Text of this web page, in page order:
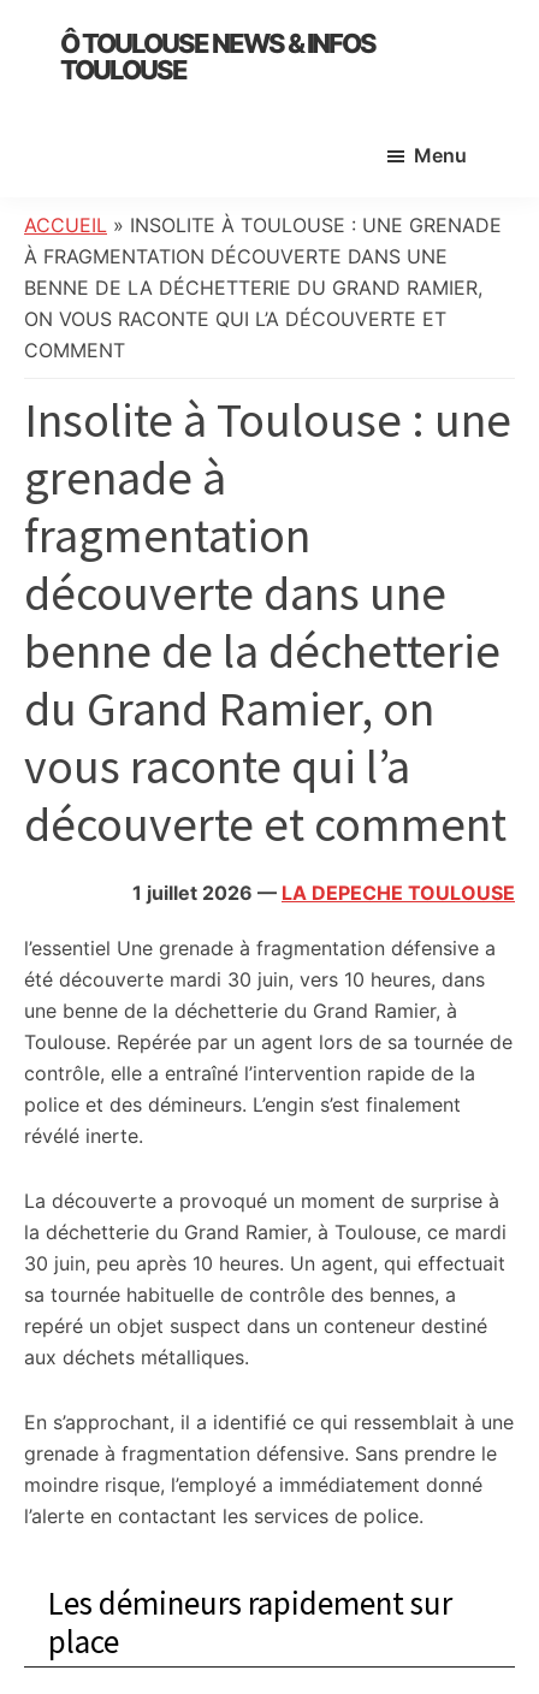
primary
Ô TOULOUSE NEWS & INFOS
TOULOUSE
:
info
locale,
société,
culture,
météo,
faits
divers
initiatives
citoyennes
Menu
ACCUEIL » INSOLITE À TOULOUSE : UNE GRENADE
À FRAGMENTATION DÉCOUVERTE DANS UNE
BENNE DE LA DÉCHETTERIE DU GRAND RAMIER,
ON VOUS RACONTE QUI L’A DÉCOUVERTE ET
COMMENT
Insolite à Toulouse : une
grenade à
fragmentation
découverte dans une
benne de la déchetterie
du Grand Ramier, on
vous raconte qui l’a
découverte et comment
1 juillet 2026 — LA DEPECHE TOULOUSE
l’essentiel Une grenade à fragmentation défensive a
été découverte mardi 30 juin, vers 10 heures, dans
une benne de la déchetterie du Grand Ramier, à
Toulouse. Repérée par un agent lors de sa tournée de
contrôle, elle a entraîné l’intervention rapide de la
police et des démineurs. L’engin s’est finalement
révélé inerte.
La découverte a provoqué un moment de surprise à
la déchetterie du Grand Ramier, à Toulouse, ce mardi
30 juin, peu après 10 heures. Un agent, qui effectuait
sa tournée habituelle de contrôle des bennes, a
repéré un objet suspect dans un conteneur destiné
aux déchets métalliques.
En s’approchant, il a identifié ce qui ressemblait à une
grenade à fragmentation défensive. Sans prendre le
moindre risque, l’employé a immédiatement donné
l’alerte en contactant les services de police.
Les démineurs rapidement sur
place